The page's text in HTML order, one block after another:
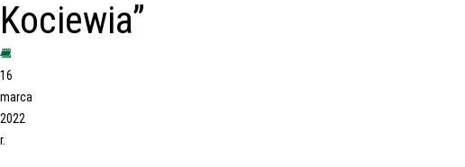
Kociewia”
16
marca
2022
r.